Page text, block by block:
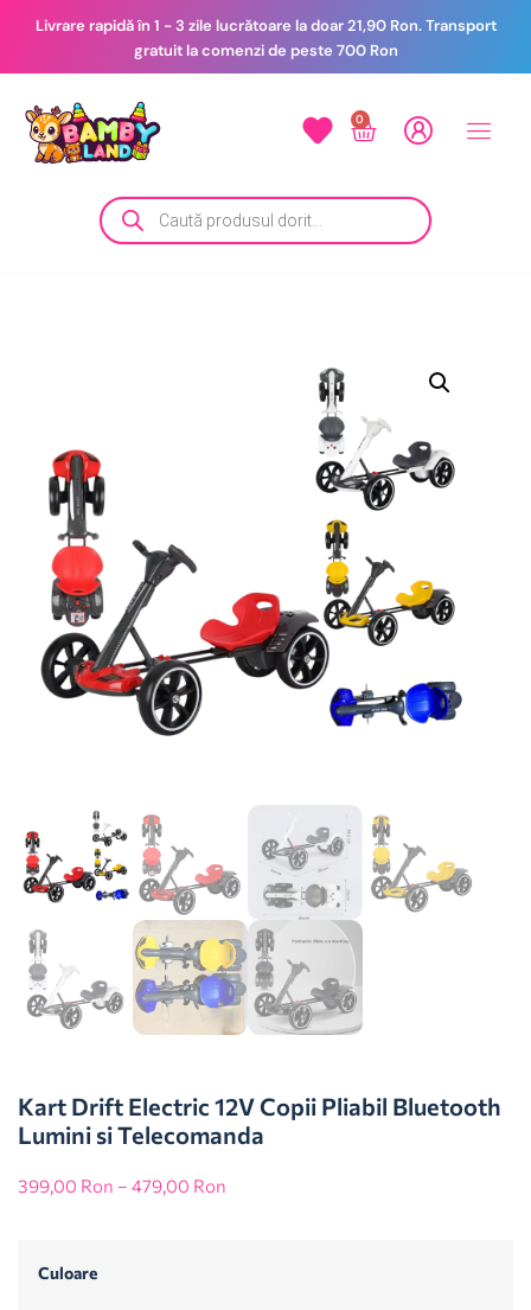
Livrare rapidă în 1 - 3 zile lucrătoare la doar 21,90 Ron. Transport
gratuit la comenzi de peste 700 Ron
0
Kart Drift Electric 12V Copii Pliabil Bluetooth
Lumini si Telecomanda
399,00 Ron – 479,00 Ron
Culoare